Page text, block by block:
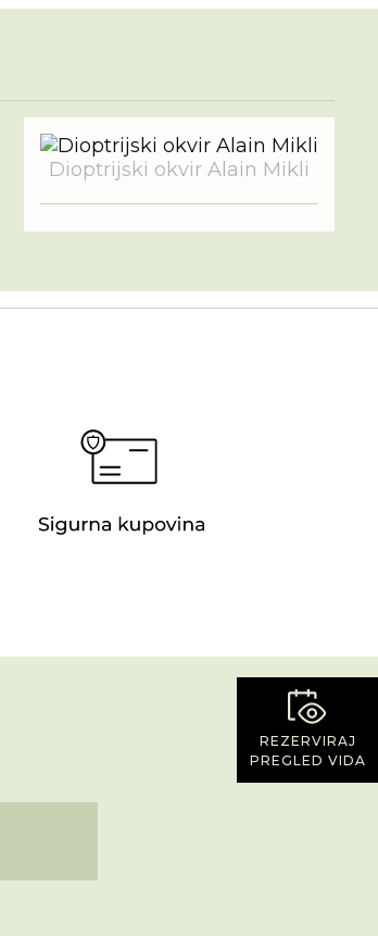
REZERVIRAJ
PREGLED VIDA
Dioptrijski okvir Alain Mikli